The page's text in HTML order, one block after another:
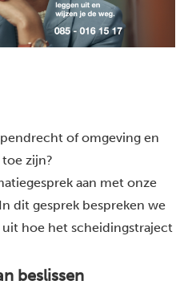
of omgeving en
zijn?
aan met onze
dit gesprek bespreken we
hoe het scheidingstraject
beslissen